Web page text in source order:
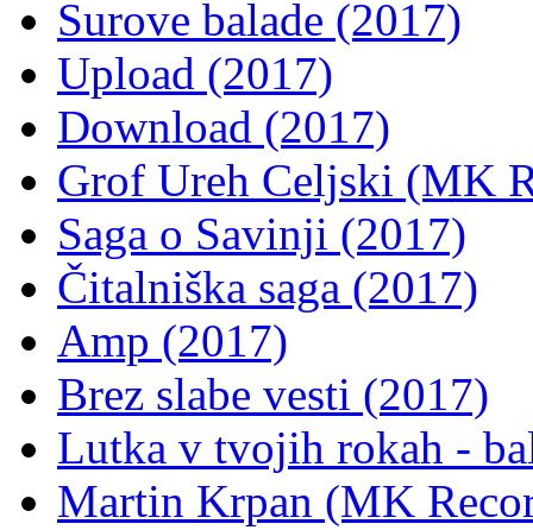
Surove balade (2017)
Upload (2017)
Download (2017)
Grof Ureh Celjski (MK
Saga o Savinji (2017)
Čitalniška saga (2017)
Amp (2017)
Brez slabe vesti (2017)
Lutka v tvojih rokah -
Martin Krpan (MK